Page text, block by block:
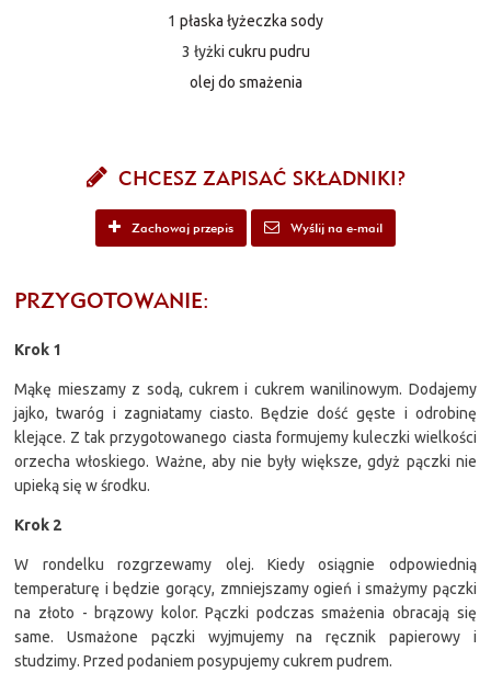
1 płaska łyżeczka sody
3 łyżki cukru pudru
olej do smażenia
CHCESZ ZAPISAĆ SKŁADNIKI?
Zachowaj przepis Wyślij na e-mail
PRZYGOTOWANIE:
Krok 1
Mąkę mieszamy z sodą, cukrem i cukrem wanilinowym. Dodajemy
jajko, twaróg i zagniatamy ciasto. Będzie dość gęste i odrobinę
klejące. Z tak przygotowanego ciasta formujemy kuleczki wielkości
orzecha włoskiego. Ważne, aby nie były większe, gdyż pączki nie
upieką się w środku.
Krok 2
W rondelku rozgrzewamy olej. Kiedy osiągnie odpowiednią
temperaturę i będzie gorący, zmniejszamy ogień i smażymy pączki
na złoto - brązowy kolor. Pączki podczas smażenia obracają się
same. Usmażone pączki wyjmujemy na ręcznik papierowy i
studzimy. Przed podaniem posypujemy cukrem pudrem.